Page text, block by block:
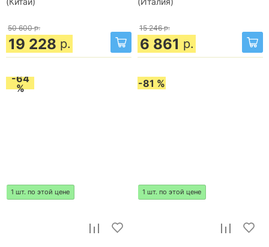
50 600 р.
19 228 р.
15 246 р.
6 861 р.
-64
%
1 шт. по этой цене
-81 %
1 шт. по этой цене